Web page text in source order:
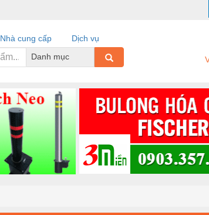
Nhà cung cấp
Dịch vụ
Danh mục